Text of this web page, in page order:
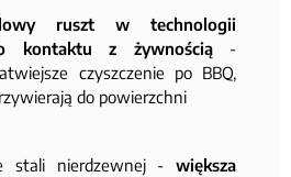
ruszt w technologii
kontaktu z żywnością -
czyszczenie po BBQ,
do powierzchni
stali nierdzewnej - większa